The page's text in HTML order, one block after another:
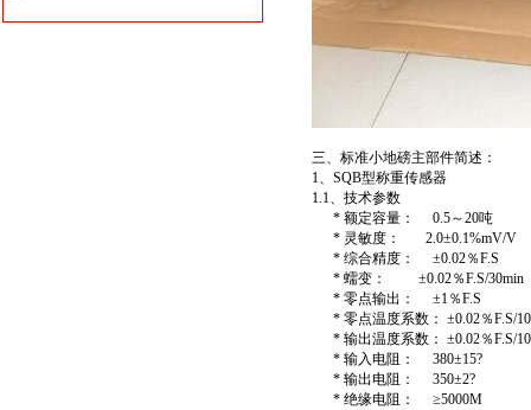
三、标准小地磅主部件简述：
1、SQB型称重传感器
1.1、技术参数
* 额定容量： 0.5～20吨
* 灵敏度： 2.0±0.1%mV/V
* 综合精度： ±0.02％F.S
* 蠕变： ±0.02％F.S/30min
* 零点输出： ±1％F.S
* 零点温度系数： ±0.02％F.S/
* 输出温度系数： ±0.02％F.S/
* 输入电阻： 380±15?
* 输出电阻： 350±2?
* 绝缘电阻： ≥5000M